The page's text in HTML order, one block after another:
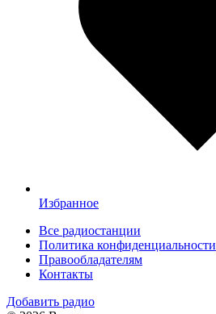
Избранное
Все радиостанции
Политика конфиденциальности
Правообладателям
Контакты
Добавить радио